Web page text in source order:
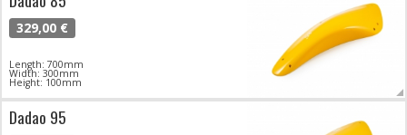
329,00 €
Length: 700mm
Width: 300mm
Height: 100mm
Dadao 95